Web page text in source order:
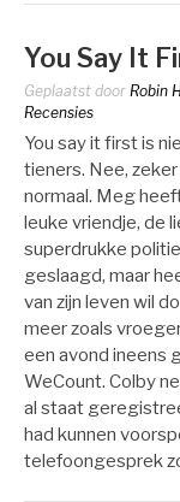
You Say It
Geplaatst door Robin
Recensies
You say it first is
tieners. Nee,
normaal. Meg
leuke vriendje, de
superdrukke
geslaagd, maar
van zijn leven wil
meer zoals
een avond ineens
WeCount. Colby
al staat
had kunnen
telefoongesprek